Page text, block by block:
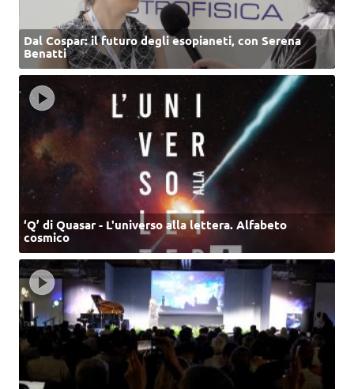
Dal Cospar: il futuro degli esopianeti, con Serena
Benatti
‘Q’ di Quasar - L'universo alla lettera. Alfabeto
cosmico